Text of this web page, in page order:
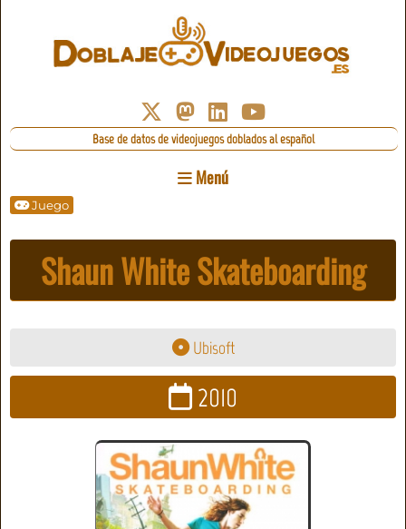
Base de datos de videojuegos doblados al español
Menú
Juego
Shaun White Skateboarding
Ubisoft
2010